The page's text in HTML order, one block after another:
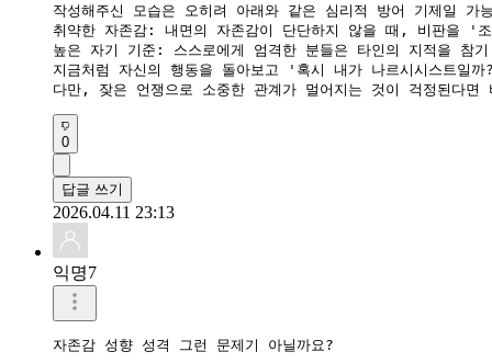
작성해주신 모습은 오히려 아래와 같은 심리적 방어 기제일 가
취약한 자존감: 내면의 자존감이 단단하지 않을 때, 비판을 '
높은 자기 기준: 스스로에게 엄격한 분들은 타인의 지적을 참
지금처럼 자신의 행동을 돌아보고 '혹시 내가 나르시시스트일
다만, 잦은 언쟁으로 소중한 관계가 멀어지는 것이 걱정된다
0
답글 쓰기
2026.04.11 23:13
익명7
자존감 성향 성격 그런 문제기 아닐까요?